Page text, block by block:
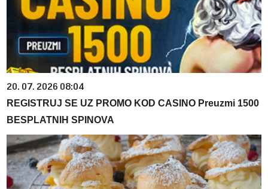
20. 07. 2026 08:04
REGISTRUJ SE UZ PROMO KOD CASINO Preuzmi 1500
BESPLATNIH SPINOVA